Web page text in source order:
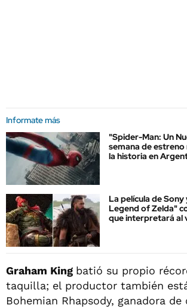
Informate más
"Spider-Man: Un
semana de
la historia en
La película de
Legend of Zelda"
que interpretará al
Graham King batió su propio
taquilla; el productor también
Bohemian Rhapsody, ganadora de